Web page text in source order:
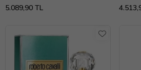
5.089,90 TL